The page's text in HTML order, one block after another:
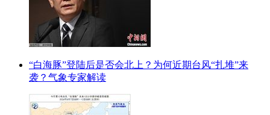
“白海豚”登陆后是否会北上？为何近期台风“扎堆”来
袭？气象专家解读